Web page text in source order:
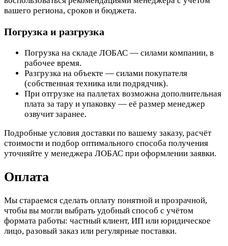
вашего региона, сроков и бюджета.
Погрузка и разгрузка
Погрузка на складе ЛОБАС — силами компании, в
рабочее время.
Разгрузка на объекте — силами покупателя
(собственная техника или подрядчик).
При отгрузке на паллетах возможна дополнительная
плата за тару и упаковку — её размер менеджер
озвучит заранее.
Подробные условия доставки по вашему заказу, расчёт
стоимости и подбор оптимального способа получения
уточняйте у менеджера ЛОБАС при оформлении заявки.
Оплата
Мы стараемся сделать оплату понятной и прозрачной,
чтобы вы могли выбрать удобный способ с учётом
формата работы: частный клиент, ИП или юридическое
лицо, разовый заказ или регулярные поставки.